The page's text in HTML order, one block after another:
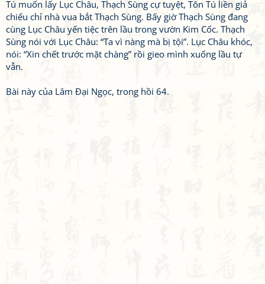
Tú muốn lấy Lục Châu, Thạch Sùng cự tuyệt, Tôn Tú liền giả
chiếu chỉ nhà vua bắt Thạch Sùng. Bấy giờ Thạch Sùng đang
cùng Lục Châu yến tiệc trên lầu trong vườn Kim Cốc. Thạch
Sùng nói với Lục Châu: “Ta vì nàng mà bị tội”. Lục Châu khóc,
nói: “Xin chết trước mặt chàng” rồi gieo mình xuống lầu tự
vẫn.
Bài này của Lâm Đại Ngọc, trong hồi 64.